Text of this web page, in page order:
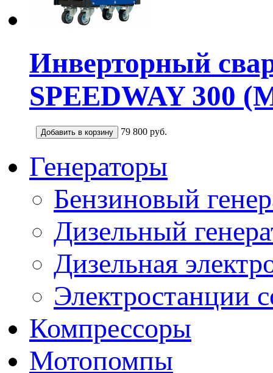
Инверторный
SPEEDWAY 300
79 800 руб.
Генераторы
Бензиновый
Дизельный
Дизельная
Электростанции
Компрессоры
Мотопомпы